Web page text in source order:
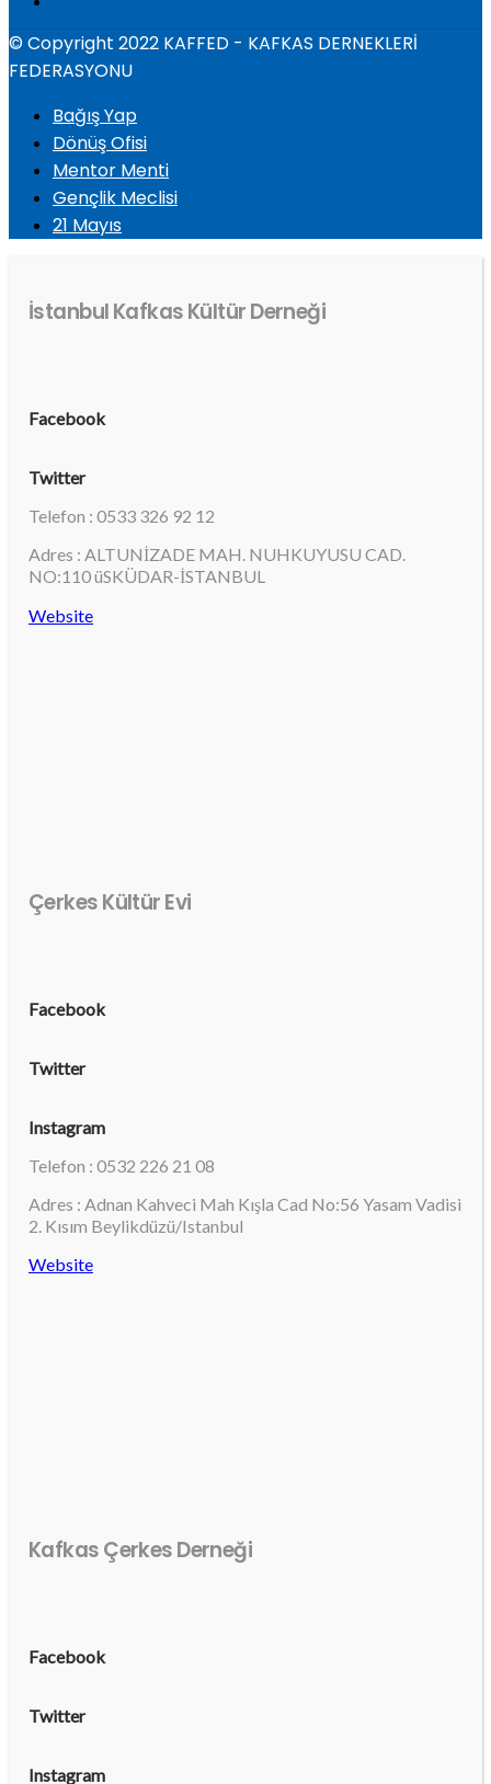
© Copyright 2022 KAFFED - KAFKAS DERNEKLERİ
FEDERASYONU
Bağış Yap
Dönüş Ofisi
Mentor Menti
Gençlik Meclisi
21 Mayıs
İstanbul Kafkas Kültür Derneği
Facebook
Twitter
Telefon : 0533 326 92 12
Adres : ALTUNİZADE MAH. NUHKUYUSU CAD.
NO:110 üSKÜDAR-İSTANBUL
Website
Çerkes Kültür Evi
Facebook
Twitter
Instagram
Telefon : 0532 226 21 08
Adres : Adnan Kahveci Mah Kışla Cad No:56 Yasam Vadisi
2. Kısım Beylikdüzü/Istanbul
Website
Kafkas Çerkes Derneği
Facebook
Twitter
Instagram